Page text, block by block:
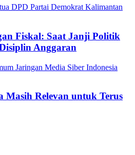
Fiskal: Saat Janji Politik
Anggaran
Masih Relevan untuk Terus